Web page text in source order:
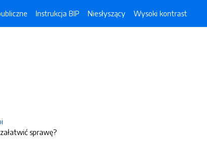
Instrukcja BIP Niesłyszący Wysoki kontrast
sprawę?